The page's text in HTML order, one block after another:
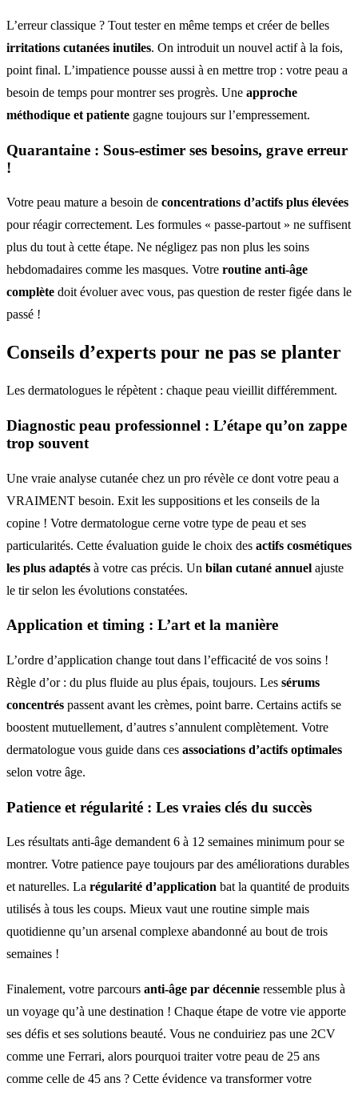
L’erreur classique ? Tout tester en même temps et créer de belles
irritations cutanées inutiles. On introduit un nouvel actif à la fois,
point final. L’impatience pousse aussi à en mettre trop : votre peau a
besoin de temps pour montrer ses progrès. Une approche
méthodique et patiente gagne toujours sur l’empressement.
Quarantaine : Sous-estimer ses besoins, grave erreur
!
Votre peau mature a besoin de concentrations d’actifs plus élevées
pour réagir correctement. Les formules « passe-partout » ne suffisent
plus du tout à cette étape. Ne négligez pas non plus les soins
hebdomadaires comme les masques. Votre routine anti-âge
complète doit évoluer avec vous, pas question de rester figée dans le
passé !
Conseils d’experts pour ne pas se planter
Les dermatologues le répètent : chaque peau vieillit différemment.
Diagnostic peau professionnel : L’étape qu’on zappe
trop souvent
Une vraie analyse cutanée chez un pro révèle ce dont votre peau a
VRAIMENT besoin. Exit les suppositions et les conseils de la
copine ! Votre dermatologue cerne votre type de peau et ses
particularités. Cette évaluation guide le choix des actifs cosmétiques
les plus adaptés à votre cas précis. Un bilan cutané annuel ajuste
le tir selon les évolutions constatées.
Application et timing : L’art et la manière
L’ordre d’application change tout dans l’efficacité de vos soins !
Règle d’or : du plus fluide au plus épais, toujours. Les sérums
concentrés passent avant les crèmes, point barre. Certains actifs se
boostent mutuellement, d’autres s’annulent complètement. Votre
dermatologue vous guide dans ces associations d’actifs optimales
selon votre âge.
Patience et régularité : Les vraies clés du succès
Les résultats anti-âge demandent 6 à 12 semaines minimum pour se
montrer. Votre patience paye toujours par des améliorations durables
et naturelles. La régularité d’application bat la quantité de produits
utilisés à tous les coups. Mieux vaut une routine simple mais
quotidienne qu’un arsenal complexe abandonné au bout de trois
semaines !
Finalement, votre parcours anti-âge par décennie ressemble plus à
un voyage qu’à une destination ! Chaque étape de votre vie apporte
ses défis et ses solutions beauté. Vous ne conduiriez pas une 2CV
comme une Ferrari, alors pourquoi traiter votre peau de 25 ans
comme celle de 45 ans ? Cette évidence va transformer votre